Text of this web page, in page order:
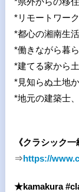
*リモートワー
*都心の湘南生
*働きながら暮
*建てる家から
*見知らぬ土地
*地元の建築士
《クラシック
⇒https://
★kamakura